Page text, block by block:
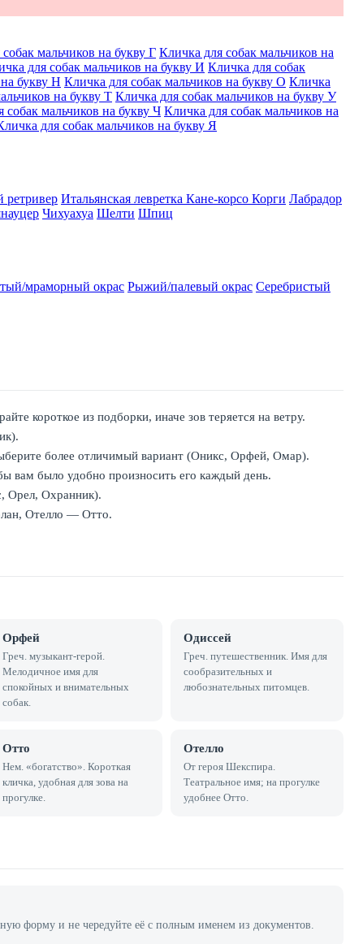
мальчиков на букву Г Кличка для собак мальчиков на
для собак мальчиков на букву И Кличка для собак
букву Н Кличка для собак мальчиков на букву О Кличка
на букву Т Кличка для собак мальчиков на букву У
собак мальчиков на букву Ч Кличка для собак мальчиков на
для собак мальчиков на букву Я
ретривер Итальянская левретка Кане-корсо Корги Лабрадор
Чихуахуа Шелти Шпиц
мраморный окрас Рыжий/палевый окрас Серебристый
короткое из подборки, иначе зов теряется на ветру.
более отличимый вариант (Оникс, Орфей, Омар).
вам было удобно произносить его каждый день.
Орел, Охранник).
Отелло — Отто.
Орфей
Греч. музыкант-герой.
Мелодичное имя для
спокойных и внимательных
собак.
Одиссей
Греч. путешественник. Имя для
сообразительных и
любознательных питомцев.
Отто
Нем. «богатство». Короткая
кличка, удобная для зова на
прогулке.
Отелло
От героя Шекспира.
Театральное имя; на прогулке
удобнее Отто.
форму и не чередуйте её с полным именем из документов.